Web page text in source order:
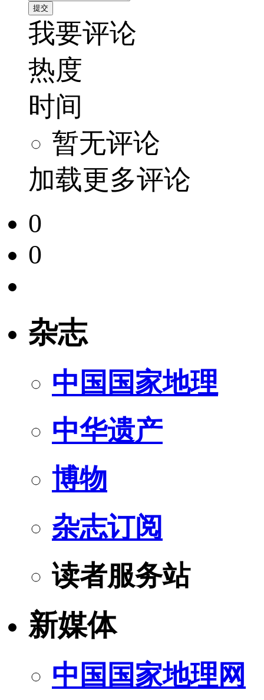
我要评论
热度
时间
暂无评论
加载更多评论
0
0
杂志
中国国家地理
中华遗产
博物
杂志订阅
读者服务站
新媒体
中国国家地理网